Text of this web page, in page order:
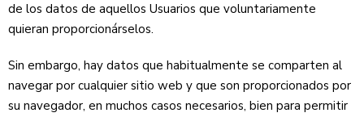
de los datos de aquellos Usuarios que voluntariamente
quieran proporcionárselos.
Sin embargo, hay datos que habitualmente se comparten al
navegar por cualquier sitio web y que son proporcionados por
su navegador, en muchos casos necesarios, bien para permitir